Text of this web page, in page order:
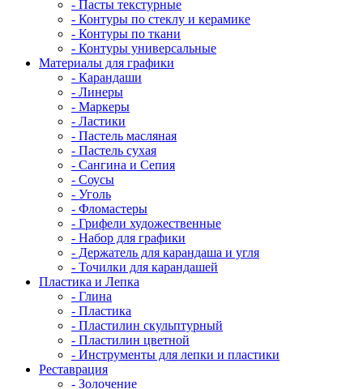
- Пасты текстурные
- Контуры по стеклу и керамике
- Контуры по ткани
- Контуры универсальные
Материалы для графики
- Карандаши
- Линеры
- Маркеры
- Ластики
- Пастель масляная
- Пастель сухая
- Сангина и Сепия
- Соусы
- Уголь
- Фломастеры
- Грифели художественные
- Набор для графики
- Держатель для карандаша и угля
- Точилки для карандашей
Пластика и Лепка
- Глина
- Пластика
- Пластилин скульптурный
- Пластилин цветной
- Инструменты для лепки и пластики
Реставрация
- Золочение